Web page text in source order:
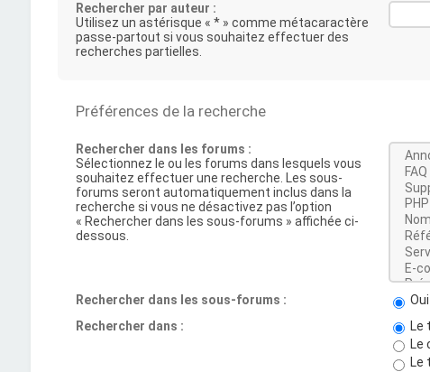
Rechercher par auteur :
Utilisez un astérisque « * » comme métacaractère
passe-partout si vous souhaitez effectuer des
recherches partielles.
Préférences de la recherche
Rechercher dans les forums :
Sélectionnez le ou les forums dans lesquels vous
souhaitez effectuer une recherche. Les sous-
forums seront automatiquement inclus dans la
recherche si vous ne désactivez pas l’option
« Rechercher dans les sous-forums » affichée ci-
dessous.
Rechercher dans les sous-forums : Oui
Rechercher dans :
Le
Le
Le